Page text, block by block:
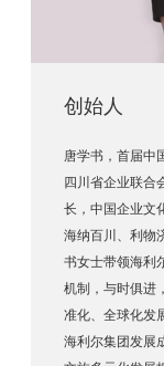
创始人
唐学书，首届中
四川省企业联合
长，中国企业文
海纳百川、利物
书女士带领海利
机制，与时俱进
准化、全球化发
海利尔集团发展